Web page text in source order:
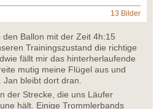
13 Bilder
Ballon mit der Zeit 4h:15
Trainingszustand die richtige
fällt mir das hinterherlaufende
mutig meine Flügel aus und
Jan bleibt dort dran.
der Strecke, die uns Läufer
hält. Einige Trommlerbands